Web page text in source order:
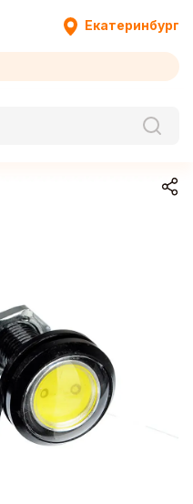
Екатеринбург